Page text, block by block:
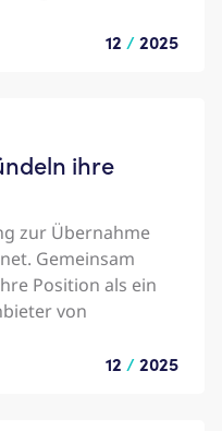
12 /2025
ihre
zur Übernahme
Gemeinsam
Position als ein
von
12 /2025